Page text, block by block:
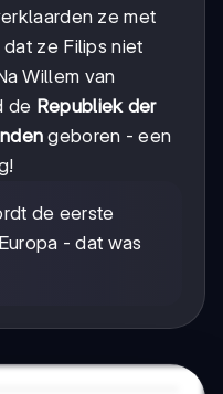
ze met
dat ze Filips niet
Willem van
de Republiek der
geboren - een
de eerste
- dat was